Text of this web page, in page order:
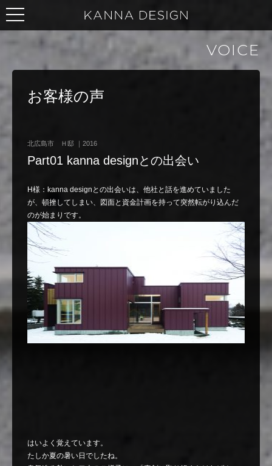
VOICE
お客様の声
北広島市 Ｈ邸 ｜2016
Part01 kanna designとの出会い
H様：kanna designとの出会いは、他社と話を進めていました
が、頓挫してしまい、図面と資金計画を持って突然転がり込んだ
のが始まりです。
はいよく覚えています。
たしか夏の暑い日でしたね。